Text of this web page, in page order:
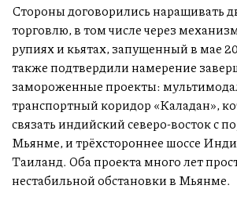
Стороны договорились наращивать
торговлю, в том числе через
рупиях и кьятах, запущенный в мае
также подтвердили намерение
замороженные проекты:
транспортный коридор «Каладан»,
связать индийский северо-восток с
Мьянме, и трёхстороннее шоссе
Таиланд. Оба проекта много лет
нестабильной обстановки в Мьянме.